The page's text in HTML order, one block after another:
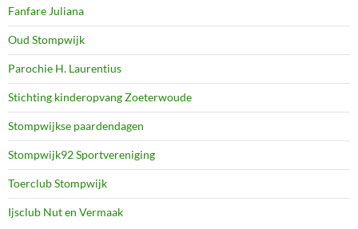
Fanfare Juliana
Oud Stompwijk
Parochie H. Laurentius
Stichting kinderopvang Zoeterwoude
Stompwijkse paardendagen
Stompwijk92 Sportvereniging
Toerclub Stompwijk
Ijsclub Nut en Vermaak